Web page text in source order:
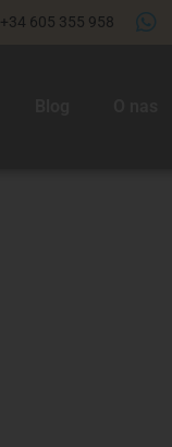
+34 605 355 958